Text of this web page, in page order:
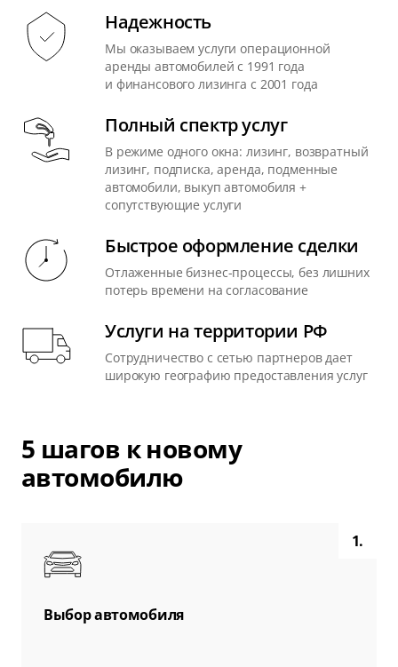
Надежность
Мы оказываем услуги операционной
аренды автомобилей с 1991 года
и финансового лизинга с 2001 года
Полный спектр услуг
В режиме одного окна: лизинг, возвратный
лизинг, подписка, аренда, подменные
автомобили, выкуп автомобиля +
сопутствующие услуги
Быстрое оформление сделки
Отлаженные бизнес-процессы, без лишних
потерь времени на согласование
Услуги на территории РФ
Сотрудничество с сетью партнеров дает
широкую географию предоставления услуг
5 шагов к новому
автомобилю
1.
Выбор автомобиля